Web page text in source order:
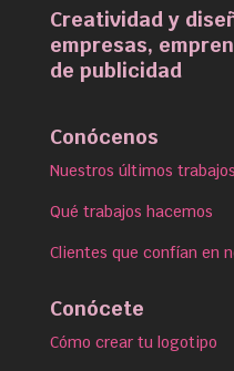
Creatividad y
empresas,
de publicidad
Conócenos
Nuestros últimos trabajos
Qué trabajos hacemos
Clientes que confían en
Conócete
Cómo crear tu logotipo